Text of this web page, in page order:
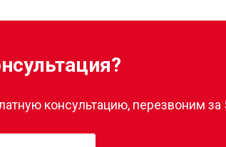
консультацию, перезвоним за